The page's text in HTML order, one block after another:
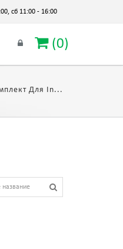
сб 11:00 - 16:00
(0)
Для In...